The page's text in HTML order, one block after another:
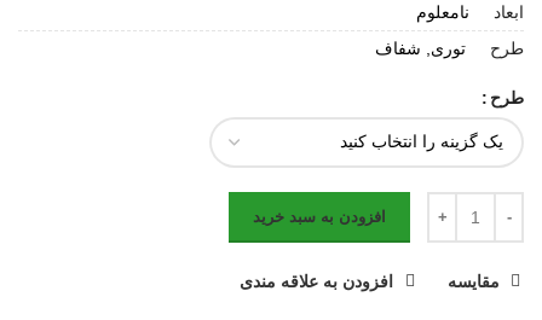
ابعاد
نامعلوم
طرح
توری, شفاف
طرح
افزودن به سبد خرید
مقایسه افزودن به علاقه مندی